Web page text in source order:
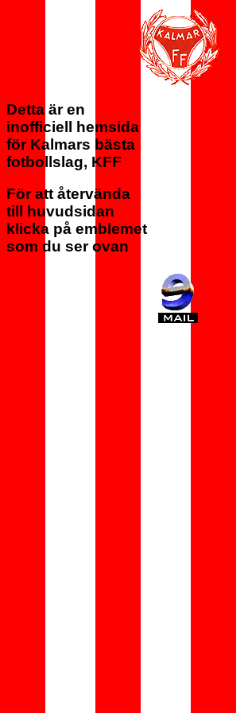
Detta är en
inofficiell hemsida
för Kalmars bästa
fotbollslag, KFF
För att återvända
till huvudsidan
klicka på emblemet
som du ser ovan